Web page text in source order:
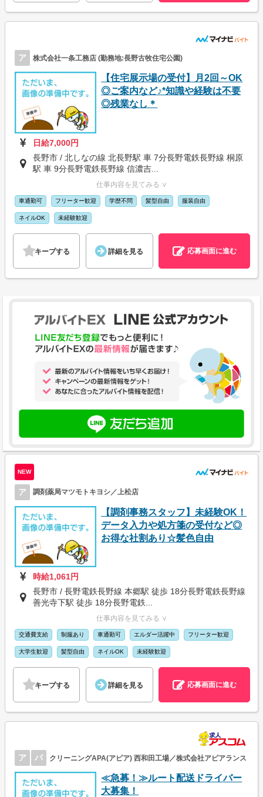
ア 株式会社一条工務店 (勤務地:長野古牧住宅公園)
【住宅展示場の受付】月2回～OK
◎ご案内など♪*知識や経験は不要
◎残業なし＊
日給7,000円
長野市 / 北しなの線 北長野駅 車 7分長野電鉄長野線 桐原
駅 車 9分長野電鉄長野線 信濃吉...
仕事内容を見てみる ∨
車通勤可 フリーター歓迎 学歴不問 髪型自由 服装自由
ネイルOK 未経験歓迎
キープする 詳細を見る 応募画面に進む
NEW
ア 調剤薬局マツモトキヨシ／上松店
【調剤事務スタッフ】未経験OK！
データ入力や処方箋の受付など◎
お得な社割あり☆髪色自由
時給1,061円
長野市 / 長野電鉄長野線 本郷駅 徒歩 18分長野電鉄長野線
善光寺下駅 徒歩 18分長野電鉄...
仕事内容を見てみる ∨
交通費支給 制服あり 車通勤可 エルダー活躍中 フリーター歓迎
大学生歓迎 髪型自由 ネイルOK 未経験歓迎
キープする 詳細を見る 応募画面に進む
ア パ クリーニングAPA(アピア) 西和田工場／株式会社アピアランス
≪急募！≫ルート配送ドライバー
大募集！